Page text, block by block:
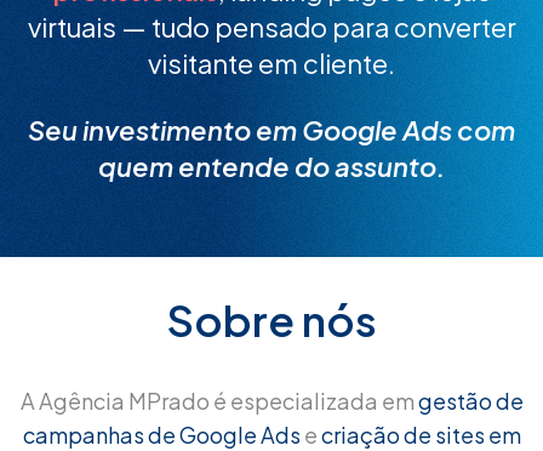
virtuais — tudo pensado para converter
visitante em cliente.
Seu investimento em Google Ads com
quem entende do assunto.
Sobre nós
A Agência MPrado é especializada emgestão de
campanhas de Google Ads ecriação de sites em